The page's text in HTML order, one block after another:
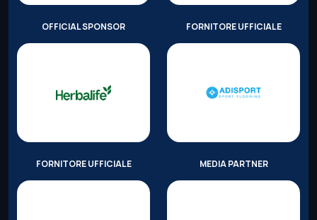
OFFICIAL SPONSOR FORNITORE UFFICIALE
FORNITORE UFFICIALE MEDIA PARTNER